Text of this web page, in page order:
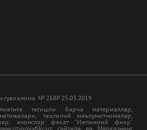
гувоҳнома № 268Р 25.03.2019
тегишли барча материаллар,
таҳлилий маълумотномалар,
анонслар фақат “Ижтимоий фикр”
сайтида ва Марказнинг